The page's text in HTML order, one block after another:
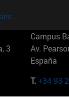
3
Campus
Av.
España
T.+34 93